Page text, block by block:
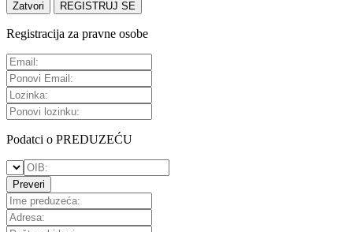
Zatvori REGISTRUJ SE
Registracija za pravne osobe
Podatci o PREDUZEĆU
Preveri